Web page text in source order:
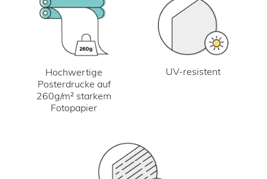
Hochwertige
Posterdrucke auf
260g/m² starkem
Fotopapier
UV-resistent